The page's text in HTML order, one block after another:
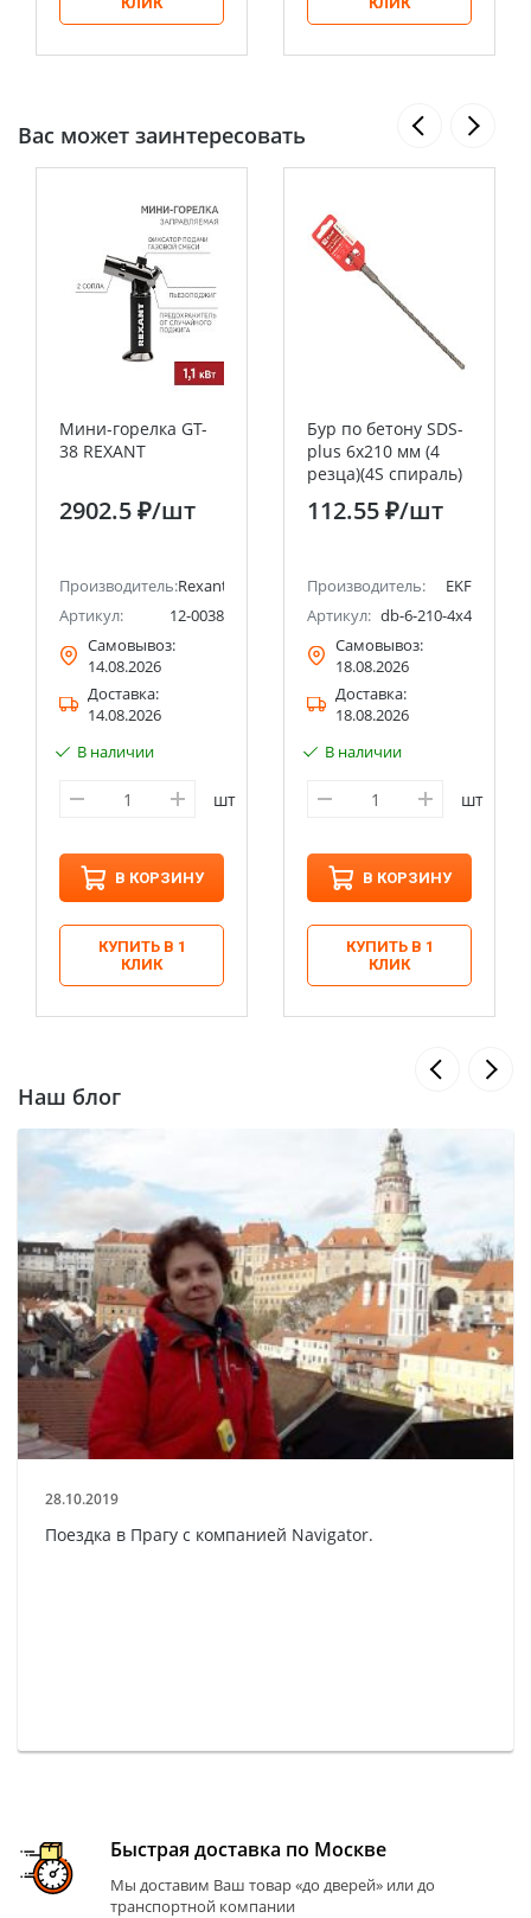
Вас может заинтересовать
Мини-горелка GT-
38 REXANT
2902.5 ₽/шт
Производитель:Rexant
Артикул:
12-0038
Самовывоз:
14.08.2026
Доставка:
14.08.2026
В наличии
шт
В КОРЗИНУ
КУПИТЬ В 1
КЛИК
Бур по бетону SDS-
plus 6х210 мм (4
резца)(4S спираль)
EKF Expert
112.55 ₽/шт
Производитель:
EKF
Артикул: db-6-210-4x4
Самовывоз:
18.08.2026
Доставка:
18.08.2026
В наличии
шт
В КОРЗИНУ
КУПИТЬ В 1
КЛИК
Наш блог
28.10.2019
Поездка в Прагу с компанией Navigator.
Быстрая доставка по Москве
Мы доставим Ваш товар «до дверей» или до
транспортной компании